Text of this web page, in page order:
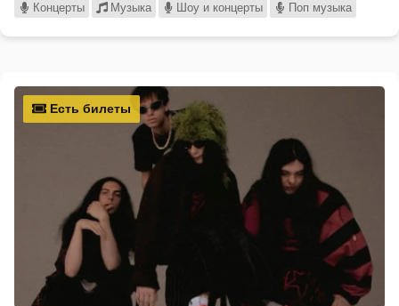
Концерты Музыка Шоу и концерты Поп музыка
Есть билеты